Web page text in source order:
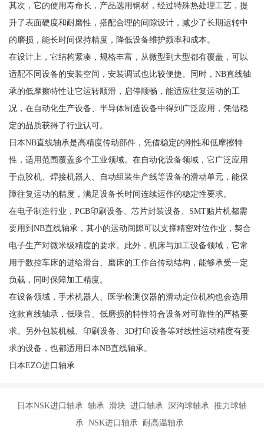
其次，它的使用寿命长，产品选用钢材，经过特殊热处理工艺，提
升了表面硬度和耐磨性，搭配合理的间隙设计，减少了长期运转中
的磨损，能长时间保持精度，降低设备维护频率和成本。
在设计上，它结构紧凑，规格丰富，从微型到大型都有覆盖，可以
适配不同设备的安装空间，安装调试也比较便捷。同时，NB直线轴
承的低摩擦特性让它运转顺滑，启停顺畅，能适应往复运动的工
况，在自动化生产设备、半导体制造设备中得到广泛应用，凭借稳
定的品质获得了行业认可。
日本NB直线轴承是高精度传动部件，凭借稳定的刚性和低摩擦特
性，适用范围覆盖多个工业领域。在自动化设备领域，它广泛应用
于点胶机、焊接机器人、自动组装生产线等设备的滑动单元，能保
障往复运动的精度，满足设备长时间连续运作的稳定性要求。
在电子制造行业，PCB印刷设备、芯片封装设备、SMT贴片机都需
要用到NB直线轴承，其小的运动间隙可以支撑精密对位作业，契合
电子生产对微米级精度的要求。此外，机床与加工设备领域，它常
用于数控车床的进给滑台、磨床的工作台传动结构，能够承受一定
负载，同时保障加工精度。
在设备领域，手术机器人、医学检测仪器的滑动定位机构也会选用
这款直线轴承，低噪音、低磨损的特性符合设备对可靠性的严格要
求。另外包装机械、印刷设备、3D打印设备等对线性运动精度有要
求的设备，也都适用日本NB直线轴承。
日本EZO进口轴承
日本NSK进口轴承 轴承 滑块 进口轴承 深沟球轴承 推力球轴
承 NSK进口轴承 耐高温轴承